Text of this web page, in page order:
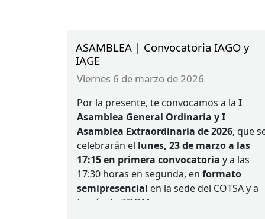
ASAMBLEA | Convocatoria IAGO y
IAGE
viernes 6 de marzo de 2026
Por la presente, te convocamos a la I
Asamblea General Ordinaria y I
Asamblea Extraordinaria de 2026, que
celebrarán el lunes, 23 de marzo a las
17:15 en primera convocatoria y a las
17:30 horas en segunda, en formato
semipresencial en la sede del COTSAy a
través de ZOOM